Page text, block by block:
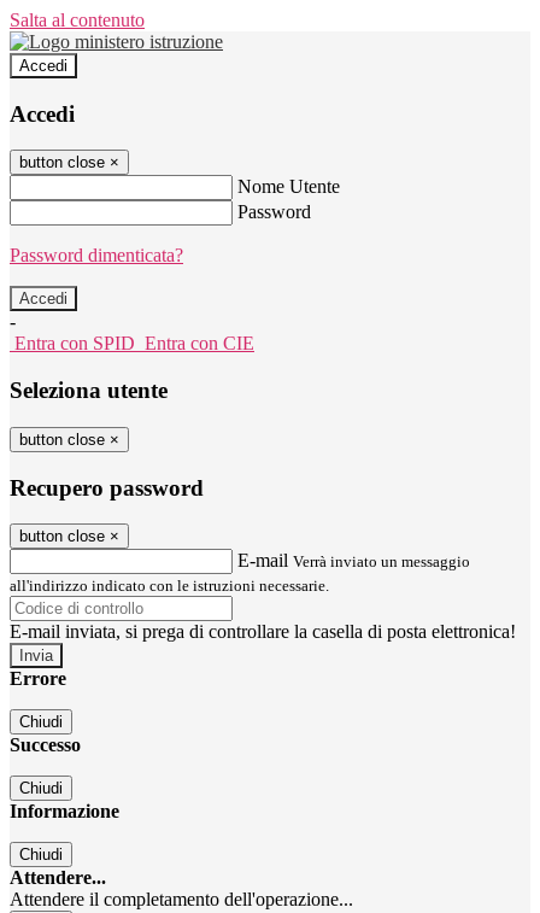
Salta al contenuto
Accedi
Accedi
button close ×
Nome Utente
Password
Password dimenticata?
-
Entra con SPID Entra con CIE
Seleziona utente
button close ×
Recupero password
button close ×
E-mail Verrà inviato un messaggio
all'indirizzo indicato con le istruzioni necessarie.
E-mail inviata, si prega di controllare la casella di posta elettronica!
Errore
Chiudi
Successo
Chiudi
Informazione
Chiudi
Attendere...
Attendere il completamento dell'operazione...